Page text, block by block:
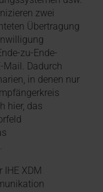
zwei
Übertragung
zu-Ende-
Mail. Dadurch
in denen nur
hier, das
IHE XDM